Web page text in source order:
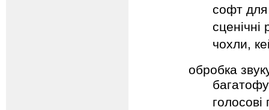
софт для
чохли,
обробка